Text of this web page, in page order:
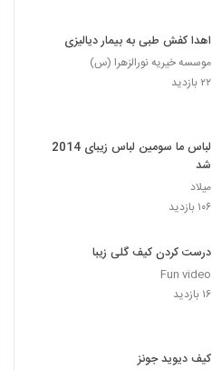
اهدا کفش طبی به بیمار دیالیزی
موسسه خیریه نورالزهرا (س)
۲۲ بازدید
لباس ما سومین لباس زیبای 2014
شد
میلاد
۱۰۶ بازدید
درست کردن کیف گلی زیبا
Fun video
۱۶ بازدید
کیف دیوید جونز